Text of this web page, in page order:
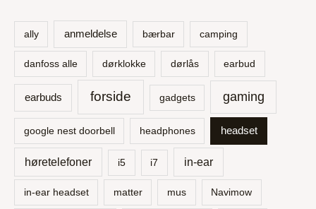
e
ally anmeldelse bærbar camping
danfoss alle dørklokke dørlås earbud
earbuds forside gadgets gaming
google nest doorbell headphones headset
høretelefoner i5 i7 in-ear
in-ear headset matter mus Navimow